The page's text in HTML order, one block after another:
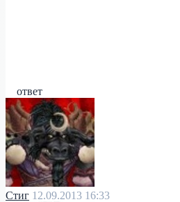
ответ
Стиг 12.09.2013 16:33